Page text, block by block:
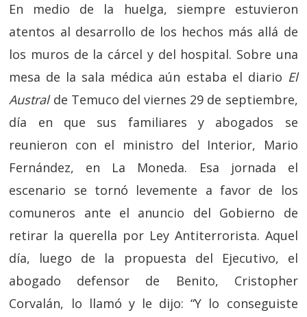
En medio de la huelga, siempre estuvieron
atentos al desarrollo de los hechos más allá de
los muros de la cárcel y del hospital. Sobre una
mesa de la sala médica aún estaba el diario El
Austral de Temuco del viernes 29 de septiembre,
día en que sus familiares y abogados se
reunieron con el ministro del Interior, Mario
Fernández, en La Moneda. Esa jornada el
escenario se tornó levemente a favor de los
comuneros ante el anuncio del Gobierno de
retirar la querella por Ley Antiterrorista. Aquel
día, luego de la propuesta del Ejecutivo, el
abogado defensor de Benito, Cristopher
Corvalán, lo llamó y le dijo: “Y lo conseguiste